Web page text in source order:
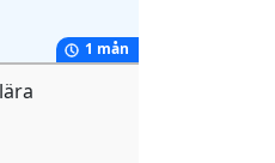
1 mån